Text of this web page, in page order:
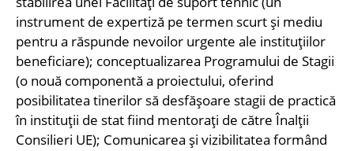
instrument de expertiză pe termen scurt și mediu
pentru a răspunde nevoilor urgente ale instituțiilor
beneficiare); conceptualizarea Programului de Stagii
(o nouă componentă a proiectului, oferind
posibilitatea tinerilor să desfășoare stagii de practică
în instituții de stat fiind mentorați de către Înalții
Consilieri UE); Comunicarea și vizibilitatea formând